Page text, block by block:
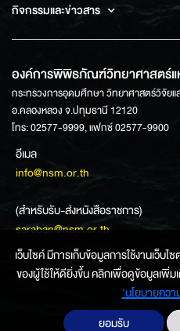
กิจกรรมและข่าวสาร
องค์การพิพิธภัณฑ์วิทยาศาสตร์แ
กระทรวงการอุดมศึกษา วิทยาศาสตร์วิจัย
อ.คลองหลวง จ.ปทุมธานี 12120
โทร: 02577-9999, แฟกซ์ 02577-9900
อีเมล
info@nsm.or.th
(สำหรับรับ-ส่งหนังสือราชการ)
saraban@nsm.or.th
เว็บไซค์ มีการเก็บข้อมูลการใช้งานเว็
ของผู้ใช้ให้ดียิ่งขึ้น คลิกเพื่อดูข้อมูลเพิ่ม
‘นโยบายคว
ยอมรับ